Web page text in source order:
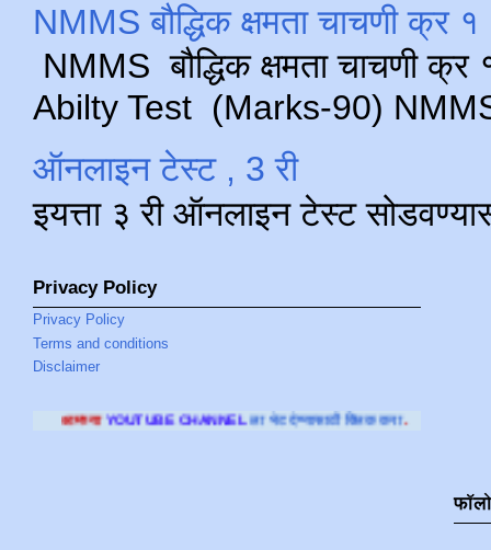
NMMS बौद्धिक क्षमता चाचणी क्र
NMMS बौद्धिक क्षमता चाचणी
Abilty Test (Marks-90) NMMS
ऑनलाइन टेस्ट , 3 री
इयत्ता ३ री ऑनलाइन टेस्ट
Privacy Policy
Privacy Policy
Terms and conditions
Disclaimer
CHANNELला भेट देण्यासाठी क्लिक करा.